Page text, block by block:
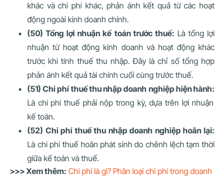
khác và chi phí khác, phản ánh kết quả từ các hoạt
động ngoài kinh doanh chính.
(50) Tổng lợi nhuận kế toán trước thuế: Là tổng lợi
nhuận từ hoạt động kinh doanh và hoạt động khác
trước khi tính thuế thu nhập. Đây là chỉ số tổng hợp
phản ánh kết quả tài chính cuối cùng trước thuế.
(51) Chi phí thuế thu nhập doanh nghiệp hiện hành:
Là chi phí thuế phải nộp trong kỳ, dựa trên lợi nhuận
kế toán.
(52) Chi phí thuế thu nhập doanh nghiệp hoãn lại:
Là chi phí thuế hoãn phát sinh do chênh lệch tạm thời
giữa kế toán và thuế.
>>> Xem thêm: Chi phí là gì? Phân loại chi phí trong doanh